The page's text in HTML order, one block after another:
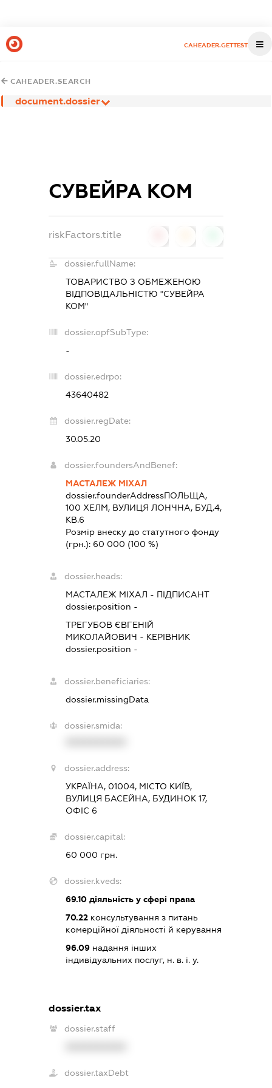
CAHEADER.GETTEST
CAHEADER.SEARCH
document.dossier
СУВЕЙРА КОМ
riskFactors.title
dossier.fullName:
ТОВАРИСТВО З ОБМЕЖЕНОЮ
ВІДПОВІДАЛЬНІСТЮ "СУВЕЙРА
КОМ"
dossier.opfSubType:
-
dossier.edrpo:
43640482
dossier.regDate:
30.05.20
dossier.foundersAndBenef:
МАСТАЛЕЖ МІХАЛ
dossier.founderAddressПОЛЬЩА,
100 ХЕЛМ, ВУЛИЦЯ ЛОНЧНА, БУД.4,
КВ.6
Розмір внеску до статутного фонду
(грн.): 60 000 (100 %)
dossier.heads:
МАСТАЛЕЖ МІХАЛ - ПІДПИСАНТ
dossier.position -
ТРЕГУБОВ ЄВГЕНІЙ
МИКОЛАЙОВИЧ - КЕРІВНИК
dossier.position -
dossier.beneficiaries:
dossier.missingData
dossier.smida:
dossier.address:
УКРАЇНА, 01004, МІСТО КИЇВ,
ВУЛИЦЯ БАСЕЙНА, БУДИНОК 17,
ОФІС 6
dossier.capital:
60 000 грн.
dossier.kveds:
69.10діяльність у сфері права
70.22консультування з питань
комерційної діяльності й керування
96.09надання інших
індивідуальних послуг, н. в. і. у.
dossier.tax
dossier.staff
dossier.taxDebt